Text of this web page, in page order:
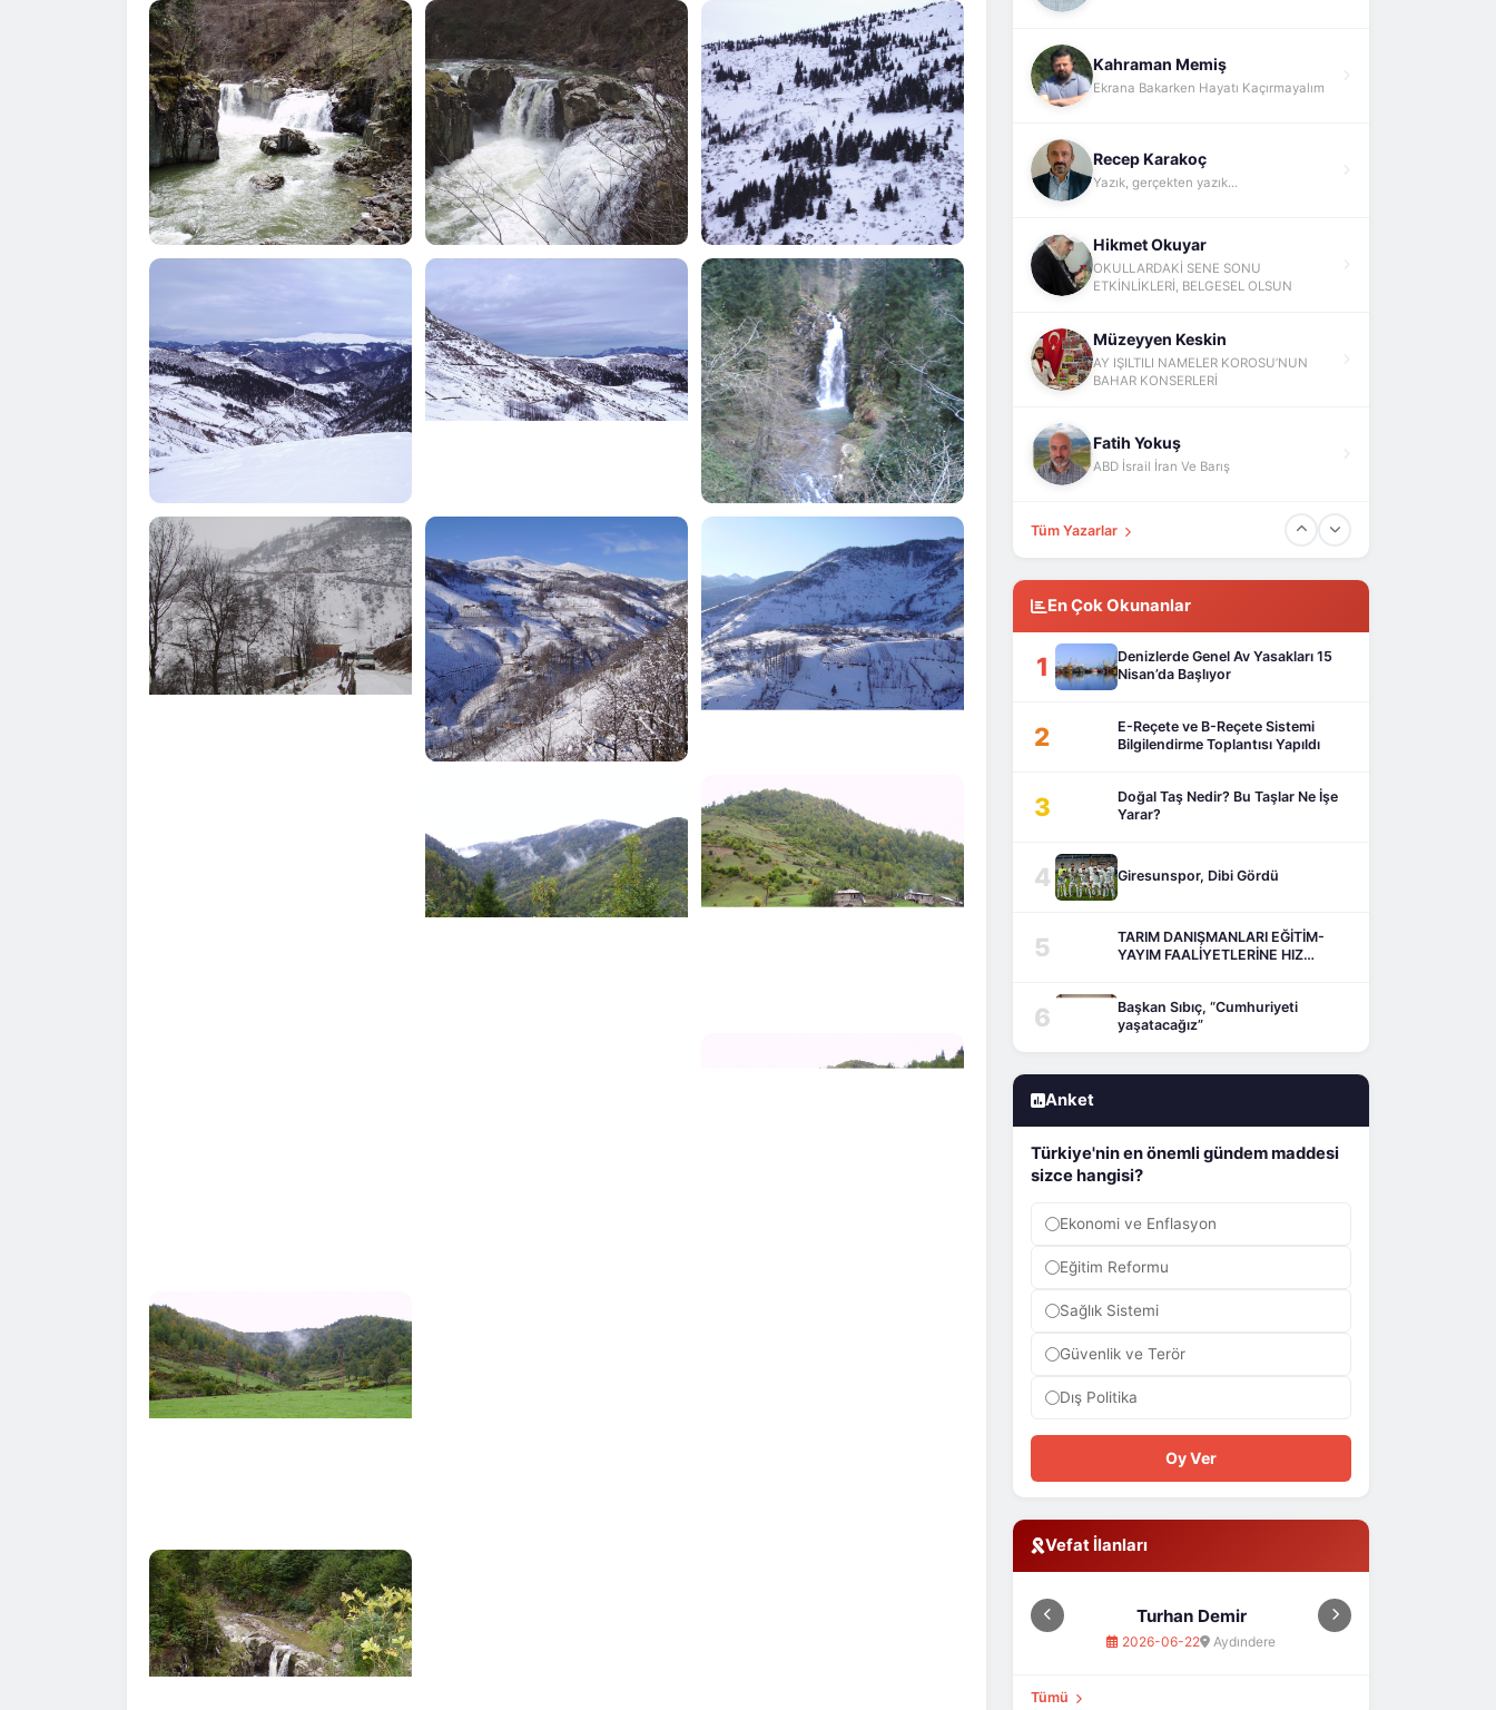
Kahraman Memiş
Ekrana Bakarken Hayatı Kaçırmayalım
Recep Karakoç
Yazık, gerçekten yazık...
Hikmet Okuyar
OKULLARDAKİ SENE SONU
ETKİNLİKLERİ, BELGESEL OLSUN
Müzeyyen Keskin
AY IŞILTILI NAMELER KOROSU’NUN
BAHAR KONSERLERİ
Fatih Yokuş
ABD İsrail İran Ve Barış
Tüm Yazarlar
En Çok Okunanlar
1
Denizlerde Genel Av Yasakları 15
Nisan’da Başlıyor
2
E-Reçete ve B-Reçete Sistemi
Bilgilendirme Toplantısı Yapıldı
3
Doğal Taş Nedir? Bu Taşlar Ne İşe
Yarar?
4 Giresunspor, Dibi Gördü
5
TARIM DANIŞMANLARI EĞİTİM-
YAYIM FAALİYETLERİNE HIZ
6
Başkan Sıbıç, “Cumhuriyeti
yaşatacağız”
Anket
Türkiye'nin en önemli gündem maddesi
sizce hangisi?
Ekonomi ve Enflasyon
Eğitim Reformu
Sağlık Sistemi
Güvenlik ve Terör
Dış Politika
Oy Ver
Vefat İlanları
Turhan Demir
2026-06-22 Aydındere
Tümü